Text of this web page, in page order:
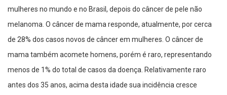
mulheres no mundo e no Brasil, depois do câncer de pele não
melanoma. O câncer de mama responde, atualmente, por cerca
de 28% dos casos novos de câncer em mulheres. O câncer de
mama também acomete homens, porém é raro, representando
menos de 1% do total de casos da doença. Relativamente raro
antes dos 35 anos, acima desta idade sua incidência cresce